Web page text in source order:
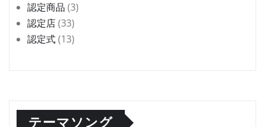
認定商品 (3)
認定店(33)
認定式(13)